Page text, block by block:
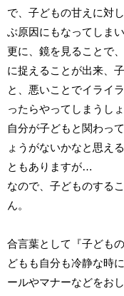
で、子どもの甘えに対
ぶ原因にもなってしまい
更に、鏡を見ることで
に捉えることが出来、
と、悪いことでイライ
ったらやってしまうし
自分が子どもと関わっ
ょうがないかなと思え
ともありますが…
なので、子どものする
ん。
合言葉として『子ども
どもも自分も冷静な時
ールやマナーなどをお